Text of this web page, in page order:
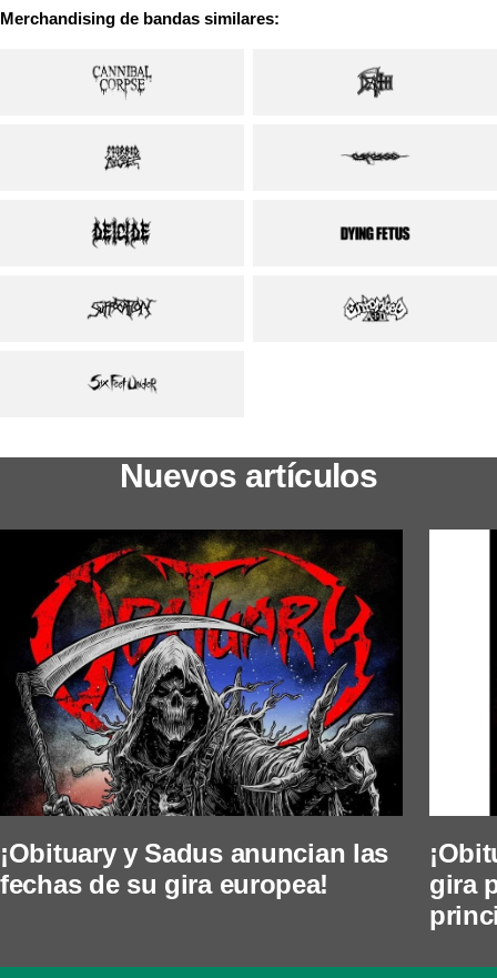
Merchandising de bandas similares:
Nuevos artículos
¡Obituary y Sadus anuncian las
fechas de su gira europea!
gira